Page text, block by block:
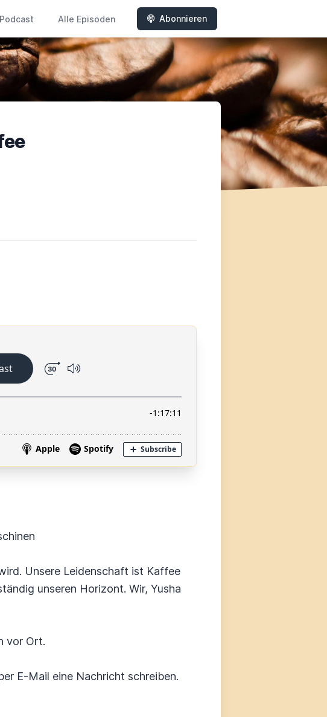
Alle Episoden Abonnieren
Unsere Leidenschaft ist Kaffee
unseren Horizont. Wir, Yusha
vor Ort.
E-Mail eine Nachricht schreiben.